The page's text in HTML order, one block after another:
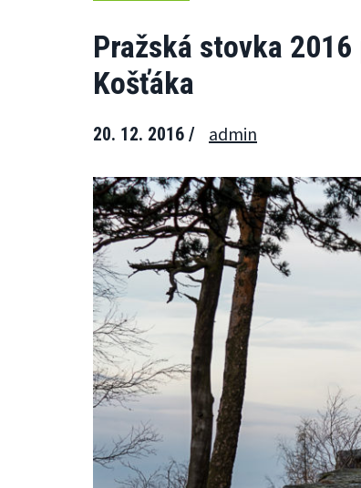
Pražská stovka
Košťáka
20. 12. 2016 / admin